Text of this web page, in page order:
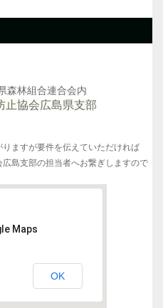
森林組合連合会内
止協会広島県支部
ますが要件を伝えていただければ
島支部の担当者へお繋ぎしますので
Maps
OK